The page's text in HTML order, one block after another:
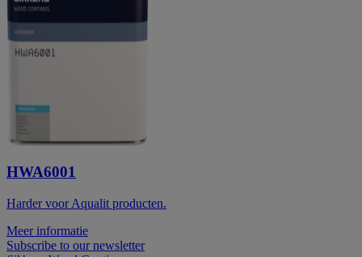
HWA6001
Harder voor Aqualit producten.
Meer informatie
Subscribe to our newsletter